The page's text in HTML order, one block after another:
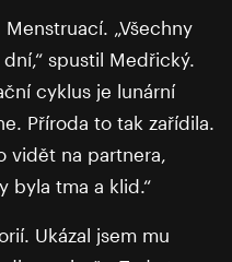
„Všechny
spustil Medřický.
cyklus je lunární
Příroda to tak zařídila.
vidět na partnera,
byla tma a klid.“
Ukázal jsem mu